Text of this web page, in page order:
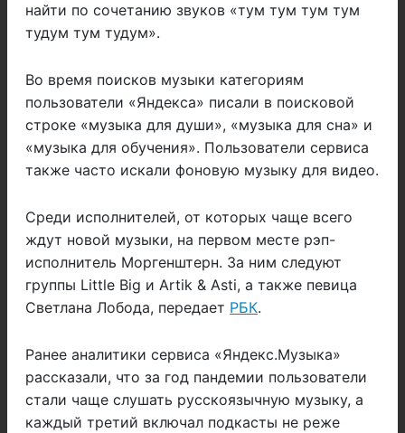
найти по сочетанию звуков «тум тум тум тум
тудум тум тудум».
Во время поисков музыки категориям
пользователи «Яндекса» писали в поисковой
строке «музыка для души», «музыка для сна» и
«музыка для обучения». Пользователи сервиса
также часто искали фоновую музыку для видео.
Среди исполнителей, от которых чаще всего
ждут новой музыки, на первом месте рэп-
исполнитель Моргенштерн. За ним следуют
группы Little Big и Artik & Asti, а также певица
Светлана Лобода, передает РБК.
Ранее аналитики сервиса «Яндекс.Музыка»
рассказали, что за год пандемии пользователи
стали чаще слушать русскоязычную музыку, а
каждый третий включал подкасты не реже